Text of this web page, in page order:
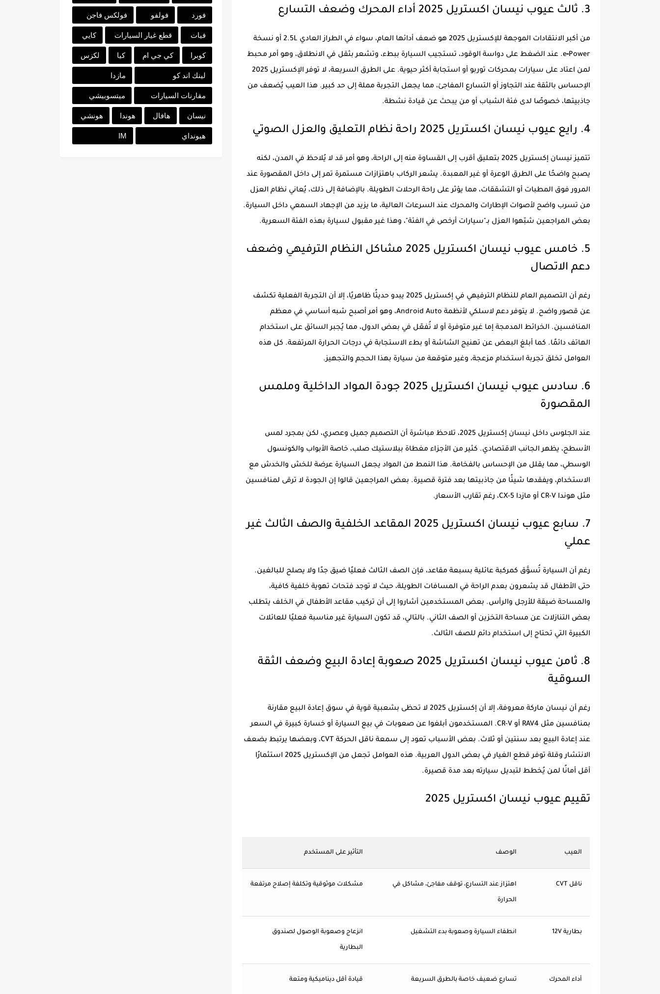
3. ثالث عيوب نيسان اكستريل 2025 أداء المحرك وضعف التسارع
من أكبر الانتقادات الموجهة للإكستريل 2025 هو ضعف أدائها العام، سواء في الطراز العادي 2.5L أو نسخة
e‑Power. عند الضغط على دواسة الوقود، تستجيب السيارة ببطء، وتشعر بثقل في الانطلاق، وهو أمر محبط
لمن اعتاد على سيارات بمحركات توربو أو استجابة أكثر حيوية. على الطرق السريعة، لا توفر الإكستريل 2025
الإحساس بالثقة عند التجاوز أو التسارع المفاجئ، مما يجعل التجربة مملة إلى حد كبير. هذا العيب يُضعف من
جاذبيتها، خصوصًا لدى فئة الشباب أو من يبحث عن قيادة نشطة.
4. رايع عيوب نيسان اكستريل 2025 راحة نظام التعليق والعزل الصوتي
تتميز نيسان إكستريل 2025 بتعليق أقرب إلى القساوة منه إلى الراحة، وهو أمر قد لا يُلاحظ في المدن، لكنه
يصبح واضحًا على الطرق الوعرة أو غير المعبدة. يشعر الركاب باهتزازات مستمرة تمر إلى داخل المقصورة عند
المرور فوق المطبات أو التشققات، مما يؤثر على راحة الرحلات الطويلة. بالإضافة إلى ذلك، يُعاني نظام العزل
من تسرب واضح لأصوات الإطارات والمحرك عند السرعات العالية، ما يزيد من الإجهاد السمعي داخل السيارة.
بعض المراجعين شبّهوا العزل بـ"سيارات أرخص في الفئة"، وهذا غير مقبول لسيارة بهذه الفئة السعرية.
5. خامس عيوب نيسان اكستريل 2025 مشاكل النظام الترفيهي وضعف
دعم الاتصال
رغم أن التصميم العام للنظام الترفيهي في إكستريل 2025 يبدو حديثًا ظاهريًا، إلا أن التجربة الفعلية تكشف
عن قصور واضح. لا يتوفر دعم لاسلكي لأنظمة Android Auto، وهو أمر أصبح شبه أساسي في معظم
المنافسين. الخرائط المدمجة إما غير متوفرة أو لا تُفعّل في بعض الدول، مما يُجبر السائق على استخدام
الهاتف دائمًا. كما أبلغ البعض عن تهنيج الشاشة أو بطء الاستجابة في درجات الحرارة المرتفعة. كل هذه
العوامل تخلق تجربة استخدام مزعجة، وغير متوقعة من سيارة بهذا الحجم والتجهيز.
6. سادس عيوب نيسان اكستريل 2025 جودة المواد الداخلية وملمس
المقصورة
عند الجلوس داخل نيسان إكستريل 2025، تلاحظ مباشرة أن التصميم جميل وعصري، لكن بمجرد لمس
الأسطح، يظهر الجانب الاقتصادي. كثير من الأجزاء مغطاة ببلاستيك صلب، خاصة الأبواب والكونسول
الوسطي، مما يقلل من الإحساس بالفخامة. هذا النمط من المواد يجعل السيارة عرضة للخش والخدش مع
الاستخدام، ويفقدها شيئًا من جاذبيتها بعد فترة قصيرة. بعض المراجعين قالوا إن الجودة لا ترقى لمنافسين
مثل هوندا CR-V أو مازدا CX-5، رغم تقارب الأسعار.
7. سابع عيوب نيسان اكستريل 2025 المقاعد الخلفية والصف الثالث غير
عملي
رغم أن السيارة تُسوَّق كمركبة عائلية بسبعة مقاعد، فإن الصف الثالث فعليًا ضيق جدًا ولا يصلح للبالغين.
حتى الأطفال قد يشعرون بعدم الراحة في المسافات الطويلة، حيث لا توجد فتحات تهوية خلفية كافية،
والمساحة ضيقة للأرجل والرأس. بعض المستخدمين أشاروا إلى أن تركيب مقاعد الأطفال في الخلف يتطلب
بعض التنازلات عن مساحة التخزين أو الصف الثاني. بالتالي، قد تكون السيارة غير مناسبة فعليًا للعائلات
الكبيرة التي تحتاج إلى استخدام دائم للصف الثالث.
8. ثامن عيوب نيسان اكستريل 2025 صعوبة إعادة البيع وضعف الثقة
السوقية
رغم أن نيسان ماركة معروفة، إلا أن إكستريل 2025 لا تحظى بشعبية قوية في سوق إعادة البيع مقارنة
بمنافسين مثل RAV4 أو CR-V. المستخدمون أبلغوا عن صعوبات في بيع السيارة أو خسارة كبيرة في السعر
عند إعادة البيع بعد سنتين أو ثلاث. بعض الأسباب تعود إلى سمعة ناقل الحركة CVT، وبعضها يرتبط بضعف
الانتشار وقلة توفر قطع الغيار في بعض الدول العربية. هذه العوامل تجعل من الإكستريل 2025 استثمارًا
أقل أمانًا لمن يُخطط لتبديل سيارته بعد مدة قصيرة.
تقييم عيوب نيسان اكستريل 2025
العيب الوصف التأثير على المستخدم
ناقل CVT اهتزاز عند التسارع، توقف مفاجئ، مشاكل في
الحرارة
مشكلات موثوقية وتكلفة إصلاح مرتفعة
بطارية 12V انطفاء السيارة وصعوبة بدء التشغيل انزعاج وصعوبة الوصول لصندوق
البطارية
أداء المحرك تسارع ضعيف خاصة بالطرق السريعة قيادة أقل ديناميكية ومتعة
فورد فولفو فولكس فاجن
فيات قطع غيار السيارات كايي
كوبرا كي جي ام كيا لكزس
لينك اند كو مازدا
مقارنات السيارات ميتسوبيشي
نيسان هافال هوندا هونشي
هيونداي IM